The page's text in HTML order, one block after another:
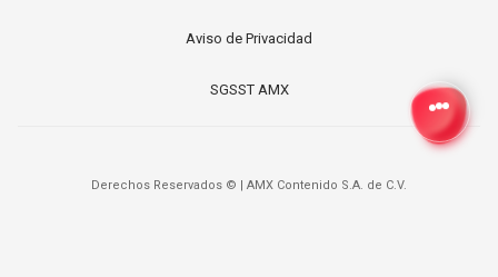
Aviso de Privacidad
SGSST AMX
Derechos Reservados © AMX Contenido S.A. de C.V.